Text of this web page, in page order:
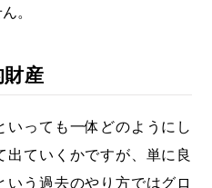
。
産
っても一体どのようにし
ていくかですが、単に良
う過去のやり方ではグロ